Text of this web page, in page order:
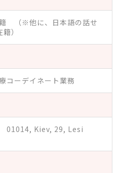
（※他に、日本語の話せ
）
コーデイネート業務
01014, Kiev, 29, Lesi